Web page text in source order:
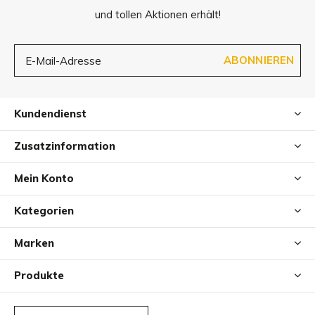
Polsterung der Matratze trocken und lässt die
Abmessungen
90 x 60 x 3 cm
und tollen Aktionen erhält!
ABONNIEREN
Kundendienst
Zusatzinformation
Mein Konto
Kategorien
Marken
Produkte